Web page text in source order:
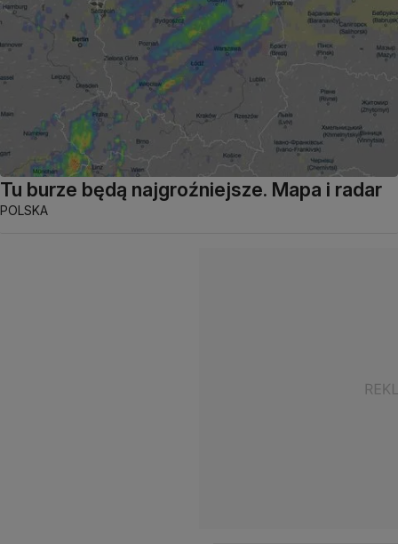
Tu burze będą najgroźniejsze. Mapa i radar
POLSKA